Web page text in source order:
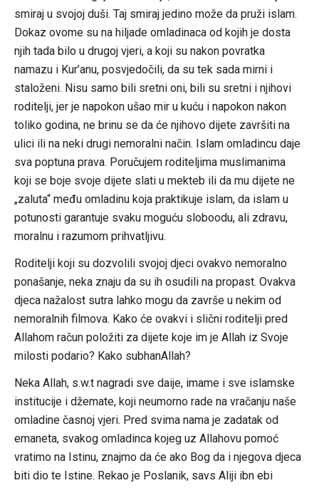
smiraj u svojoj duši. Taj smiraj jedino može da pruži islam.
Dokaz ovome su na hiljade omladinaca od kojih je dosta
njih tada bilo u drugoj vjeri, a koji su nakon povratka
namazu i Kur’anu, posvjedočili, da su tek sada mirni i
staloženi. Nisu samo bili sretni oni, bili su sretni i njihovi
roditelji, jer je napokon ušao mir u kuću i napokon nakon
toliko godina, ne brinu se da će njihovo dijete završiti na
ulici ili na neki drugi nemoralni način. Islam omladincu daje
sva poptuna prava. Poručujem roditeljima muslimanima
koji se boje svoje dijete slati u mekteb ili da mu dijete ne
„zaluta“ među omladinu koja praktikuje islam, da islam u
potunosti garantuje svaku moguću sloboodu, ali zdravu,
moralnu i razumom prihvatljivu.
Roditelji koji su dozvolili svojoj djeci ovakvo nemoralno
ponašanje, neka znaju da su ih osudili na propast. Ovakva
djeca nažalost sutra lahko mogu da završe u nekim od
nemoralnih filmova. Kako će ovakvi i slični roditelji pred
Allahom račun položiti za dijete koje im je Allah iz Svoje
milosti podario? Kako subhanAllah?
Neka Allah, s.w.t nagradi sve daije, imame i sve islamske
institucije i džemate, koji neumorno rade na vračanju naše
omladine časnoj vjeri. Pred svima nama je zadatak od
emaneta, svakog omladinca kojeg uz Allahovu pomoć
vratimo na Istinu, znajmo da će ako Bog da i njegova djeca
biti dio te Istine. Rekao je Poslanik, savs Aliji ibn ebi